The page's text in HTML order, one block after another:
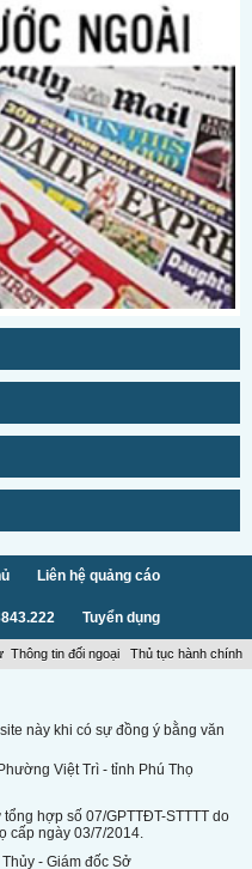
Liên hệ quảng cáo
Tuyển dụng
Thông tin đối ngoại Thủ tục hành chính
này khi có sự đồng ý bằng văn
Việt Trì - tỉnh Phú Thọ
hợp số 07/GPTTĐT-STTTT do
cấp ngày 03/7/2014.
- Giám đốc Sở